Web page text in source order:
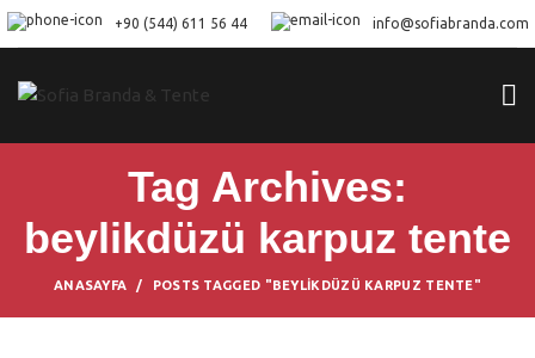
+90 (544) 611 56 44 info@sofiabranda.com
Tag Archives:
beylikdüzü karpuz tente
ANASAYFA POSTS TAGGED "BEYLIKDÜZÜ KARPUZ TENTE"